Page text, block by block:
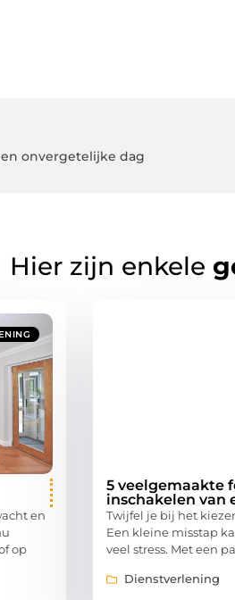
onvergetelijke dag
Hier zijn enkele
en
op
5 veelgemaakte
inschakelen van
Twijfel je bij het
Een kleine misstap
veel stress. Met een
Dienstverlening